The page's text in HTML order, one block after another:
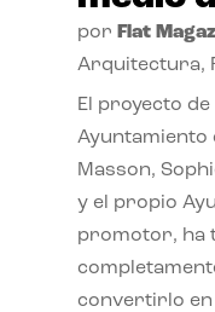
por Flat
Arquitectura,
El proyecto de
Ayuntamiento
Masson,
y el propio
promotor, ha
convertirlo en